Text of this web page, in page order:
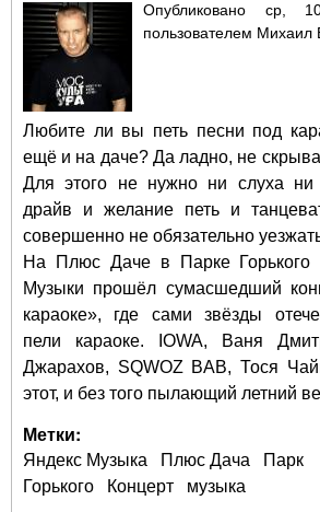
Опубликовано ср,
пользователем Михаил
Любите ли вы петь песни под
ещё и на даче? Да ладно, не
Для этого не нужно ни слуха ни
драйв и желание петь и
совершенно не обязательно
На Плюс Даче в Парке Горького
Музыки прошёл сумасшедший
караоке», где сами звёзды
пели караоке. IOWA, Ваня
Джарахов, SQWOZ BAB, Тося
этот, и без того пылающий летний
Метки:
Яндекс Музыка Плюс Дача
Парк
Горького
Концерт
музыка